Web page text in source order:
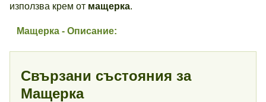
използва крем от мащерка.
Мащерка - Описание:
Свързани състояния за
Мащерка